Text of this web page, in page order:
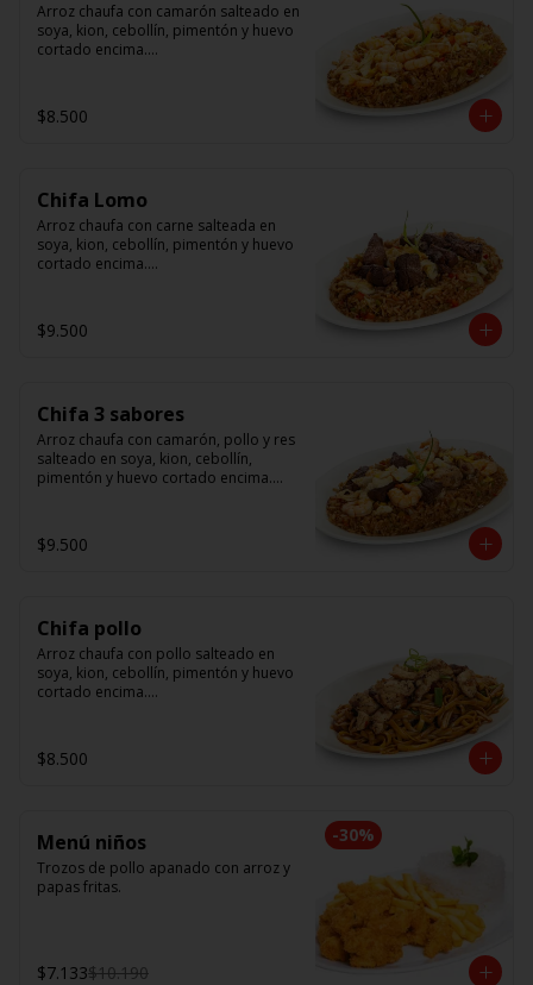
Arroz chaufa con camarón salteado en
soya, kion, cebollín, pimentón y huevo
cortado encima.
soya, cebollín, tomate y cebolla
morada.
$8.500
Chifa Lomo
Arroz chaufa con carne salteada en
soya, kion, cebollín, pimentón y huevo
cortado encima.
cebollín, tomate y cebolla morada.
$9.500
Chifa 3 sabores
Arroz chaufa con camarón, pollo y res
salteado en soya, kion, cebollín,
pimentón y huevo cortado encima.
salteado en soya, cebollín, tomate y
cebolla morada.
$9.500
Chifa pollo
Arroz chaufa con pollo salteado en
soya, kion, cebollín, pimentón y huevo
cortado encima.
cebollín, tomate y cebolla morada.
$8.500
-30%
Menú niños
Trozos de pollo apanado con arroz y
papas fritas.
$7.133$10.190